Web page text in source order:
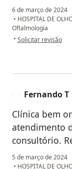
6 de março de 2024
• HOSPITAL DE
Oftalmologia
• na opinião do
Solicitar revisão
Fernando T
Clínica bem
atendimento
consultório.
5 de março de 2024
• HOSPITAL DE